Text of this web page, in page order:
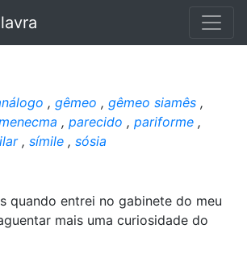
, gêmeo , gêmeo siamês ,
, parecido , pariforme ,
, símile , sósia
quando entrei no gabinete do meu
mais uma curiosidade do